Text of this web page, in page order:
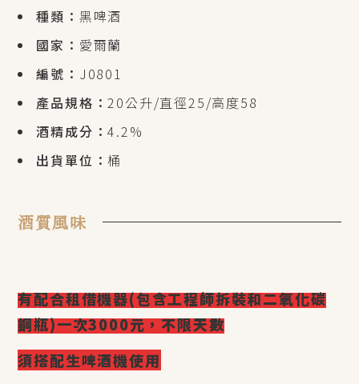
種類： 黑啤酒
國家： 愛爾蘭
編號： J0801
產品規格：20公升/直徑25/高度58
酒精成分：4.2%
出貨單位：桶
酒質風味
有配合租借機器(包含工程師拆裝和二氧化碳
鋼瓶)一次3000元，不限天數
須搭配生啤酒機使用